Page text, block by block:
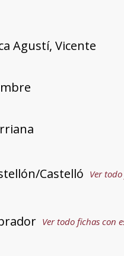
Agustí, Vicente
Castelló Ver
Ver todo fichas con